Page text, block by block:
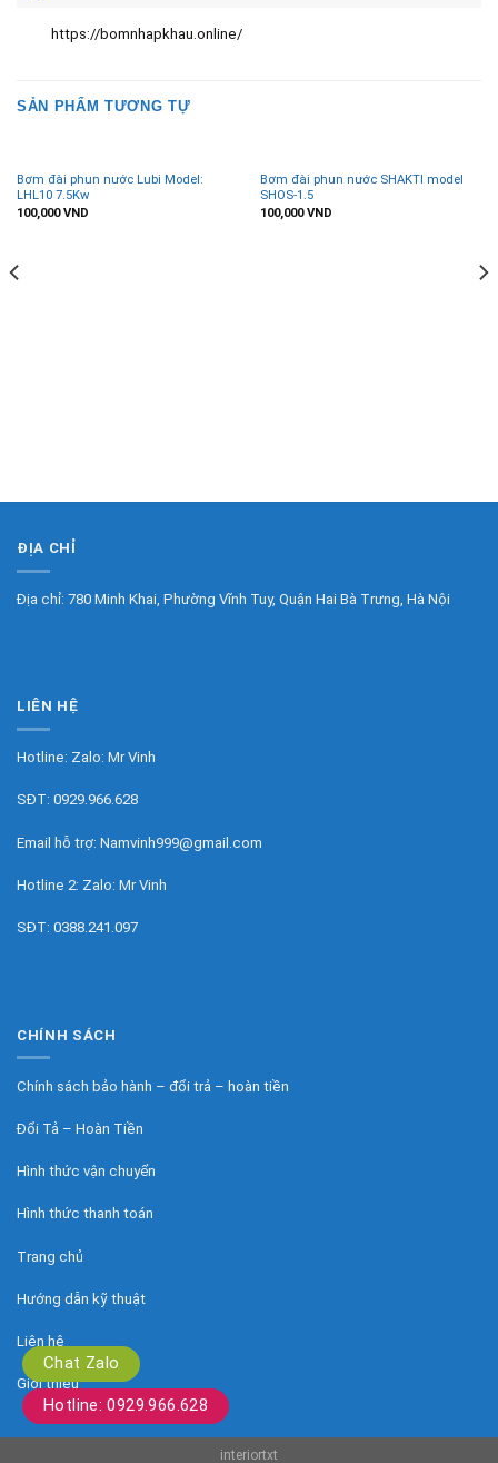
https://bomnhapkhau.online/
SẢN PHẨM TƯƠNG TỰ
Bơm đài phun nước Lubi Model:
LHL10 7.5Kw
100,000VND
Bơm đài phun nước SHAKTI model
SHOS-1.5
100,000VND
Chat Zalo
Hotline: 0929.966.628
ĐỊA CHỈ
Địa chỉ: 780 Minh Khai, Phường Vĩnh Tuy, Quận Hai Bà Trưng, Hà Nội
LIÊN HỆ
Hotline: Zalo: Mr Vinh
SĐT: 0929.966.628
Email hỗ trợ: Namvinh999@gmail.com
Hotline 2: Zalo: Mr Vinh
SĐT: 0388.241.097
CHÍNH SÁCH
Chính sách bảo hành – đổi trả – hoàn tiền
Đổi Tả – Hoàn Tiền
Hình thức vận chuyển
Hình thức thanh toán
Trang chủ
Hướng dẫn kỹ thuật
Liên hệ
Giới thiệu
interiortxt